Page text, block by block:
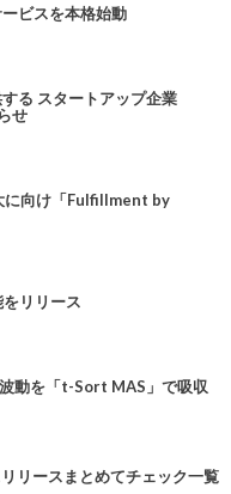
ビスを本格始動
る スタートアップ企業
せ
に向け「Fulfillment by
リリース
動を「t-Sort MAS」で吸収
リースまとめてチェック一覧